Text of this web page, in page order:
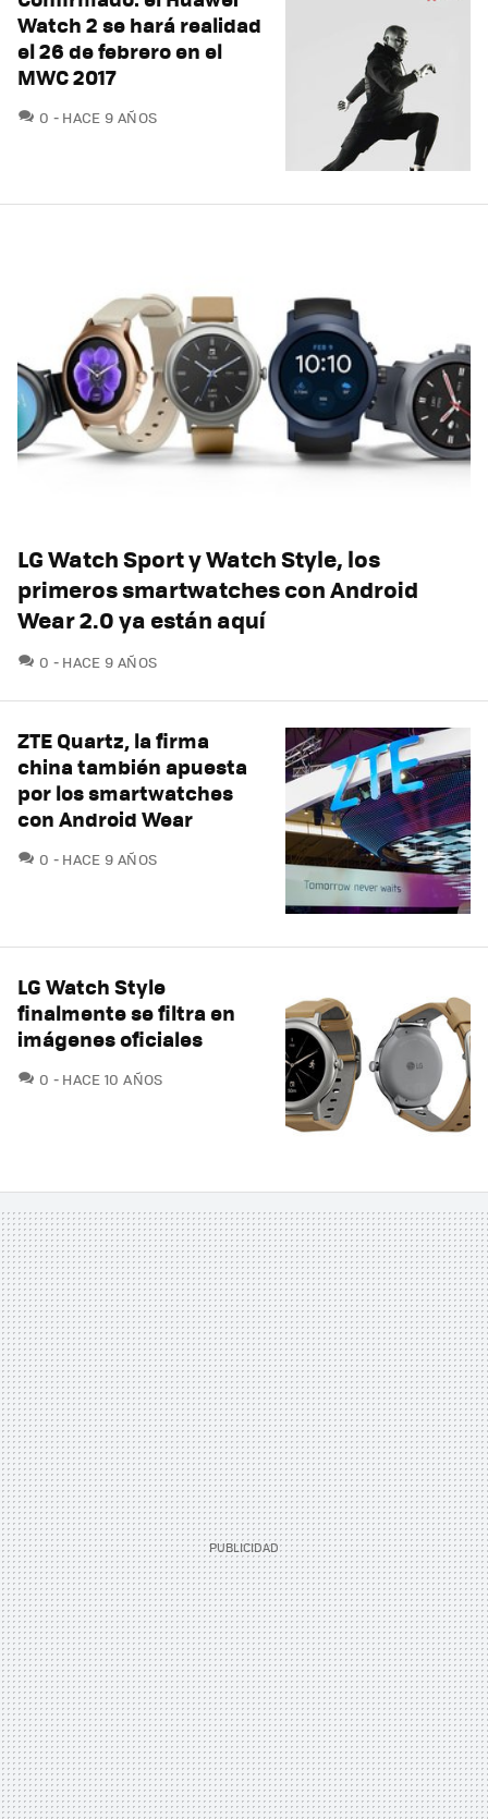
Watch 2 se hará realidad
el 26 de febrero en el
MWC 2017
0 COMENTARIOS
HACE 9 AÑOS
LG Watch Sport y Watch Style, los
primeros smartwatches con Android
Wear 2.0 ya están aquí
0 COMENTARIOS
HACE 9 AÑOS
ZTE Quartz, la firma
china también apuesta
por los smartwatches
con Android Wear
0 COMENTARIOS
HACE 9 AÑOS
LG Watch Style
finalmente se filtra en
imágenes oficiales
0 COMENTARIOS
HACE 10 AÑOS